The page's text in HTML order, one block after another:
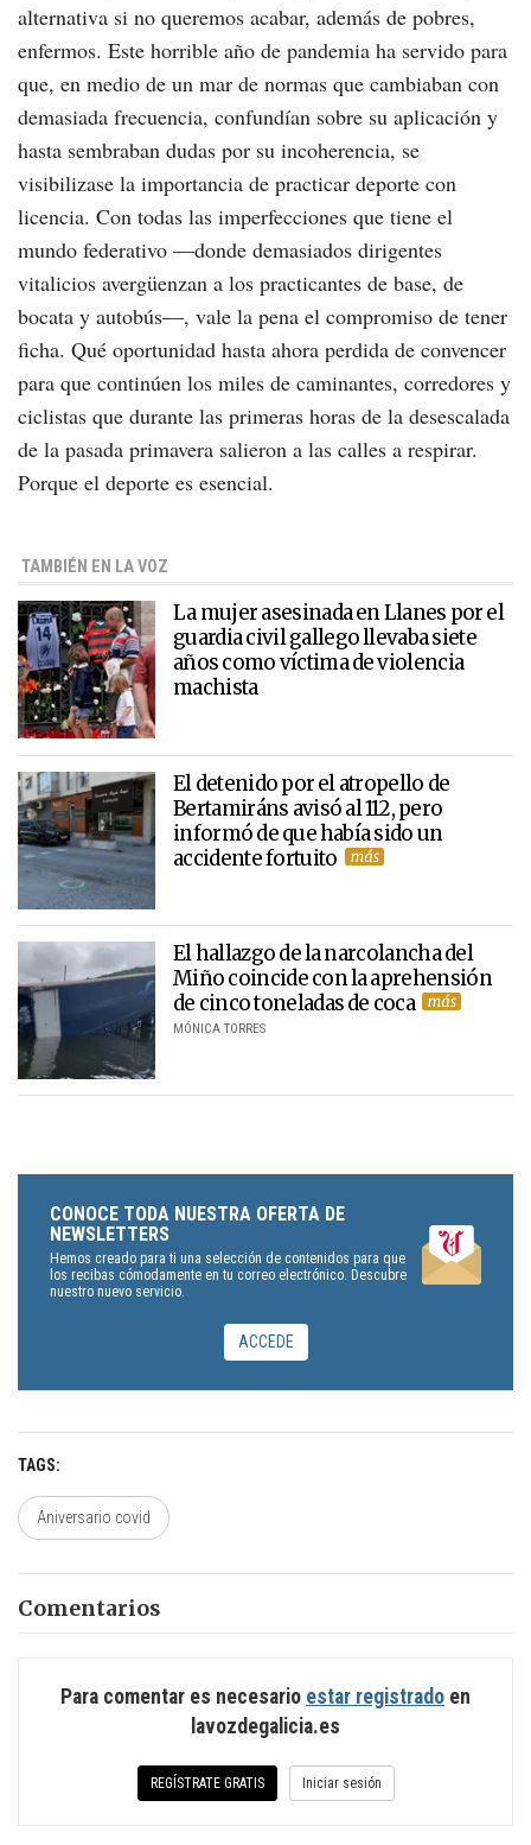
alternativa si no queremos acabar, además de pobres,
enfermos. Este horrible año de pandemia ha servido para
que, en medio de un mar de normas que cambiaban con
demasiada frecuencia, confundían sobre su aplicación y
hasta sembraban dudas por su incoherencia, se
visibilizase la importancia de practicar deporte con
licencia. Con todas las imperfecciones que tiene el
mundo federativo —donde demasiados dirigentes
vitalicios avergüenzan a los practicantes de base, de
bocata y autobús—, vale la pena el compromiso de tener
ficha. Qué oportunidad hasta ahora perdida de convencer
para que continúen los miles de caminantes, corredores y
ciclistas que durante las primeras horas de la desescalada
de la pasada primavera salieron a las calles a respirar.
Porque el deporte es esencial.
TAMBIÉN EN LA VOZ
La mujer asesinada en Llanes por el
guardia civil gallego llevaba siete
años como víctima de violencia
machista
El detenido por el atropello de
Bertamiráns avisó al 112, pero
informó de que había sido un
accidente fortuito
El hallazgo de la narcolancha del
Miño coincide con la aprehensión
de cinco toneladas de coca
MÓNICA TORRES
CONOCE TODA NUESTRA OFERTA DE
NEWSLETTERS
Hemos creado para ti una selección de contenidos para que
los recibas cómodamente en tu correo electrónico. Descubre
nuestro nuevo servicio.
ACCEDE
TAGS
Aniversario covid
Comentarios
Para comentar es necesario estar registrado en
lavozdegalicia.es
REGÍSTRATE GRATIS Iniciar sesión